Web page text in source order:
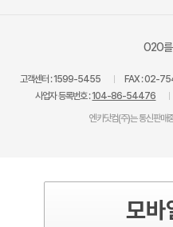
O2O를
고객센터 :1599-5455 FAX :02-
사업자 등록번호 :104-86-54476
엔카닷컴(주)는 통신판매
모바